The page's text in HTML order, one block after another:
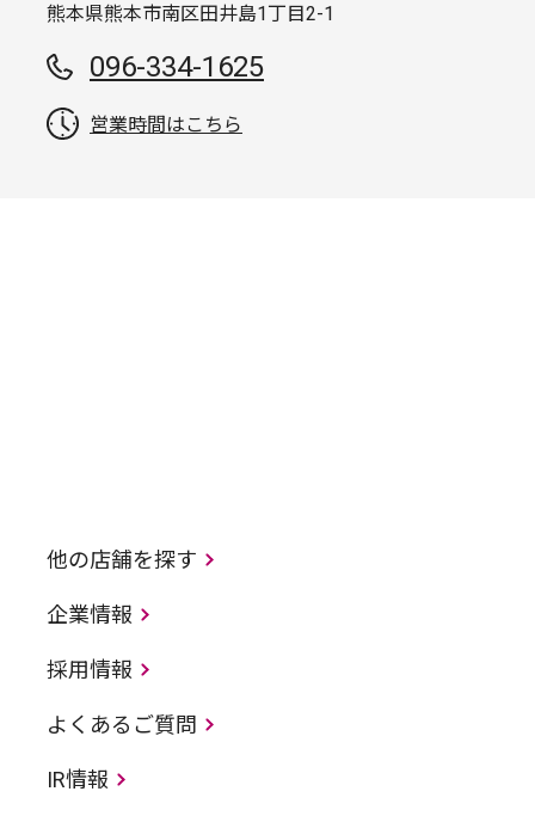
熊本県熊本市南区田井島1丁目2-1
096-334-1625
営業時間はこちら
他の店舗を探す
企業情報
採用情報
よくあるご質問
IR情報